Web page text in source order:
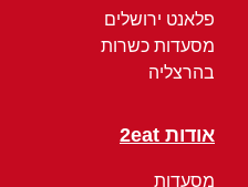
פלאנט ירושלים
מסעדות כשרות
בהרצליה
אודות 2eat
מסעדות